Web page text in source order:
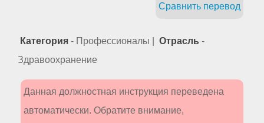
Сравнить перевод
Категория - Профессионалы | Отрасль -
Здравоохранение
Данная должностная инструкция переведена
автоматически. Обратите внимание,